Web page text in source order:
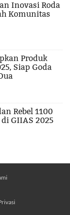
Inovasi Roda
Komunitas
Produk
Siap Goda
Rebel 1100
GIIAS 2025